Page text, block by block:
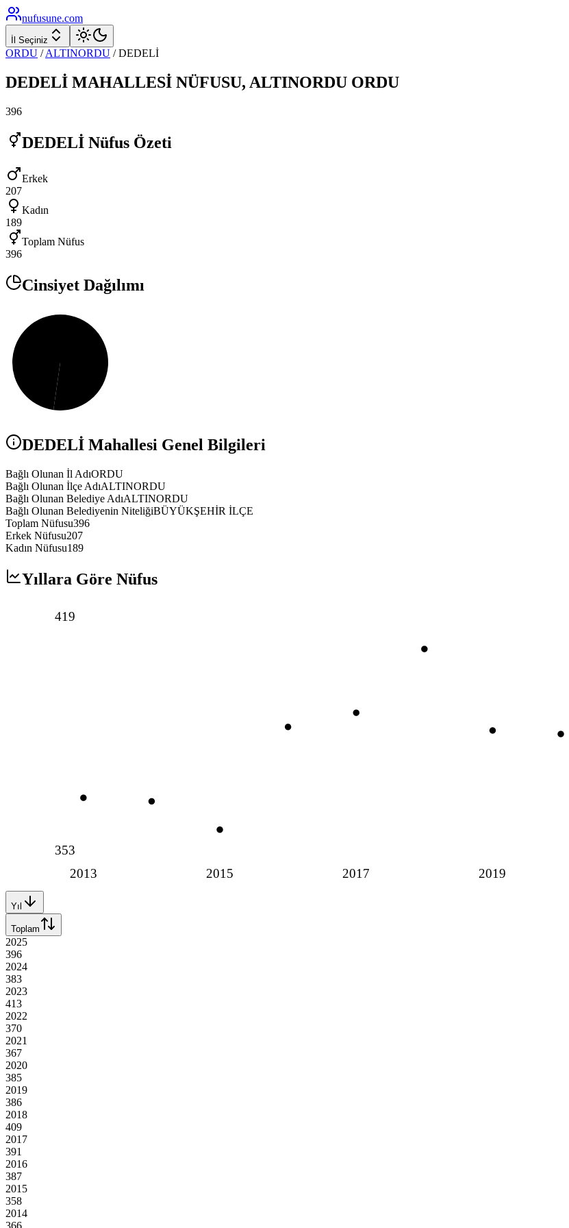
nufusune.com
İl Seçiniz
ORDU / ALTINORDU /DEDELİ
DEDELİ MAHALLESİ NÜFUSU, ALTINORDU ORDU
396
DEDELİ Nüfus Özeti
Erkek
207
Kadın
189
Toplam Nüfus
396
Cinsiyet Dağılımı
DEDELİ Mahallesi Genel Bilgileri
Bağlı Olunan İl AdıORDU
Bağlı Olunan İlçe AdıALTINORDU
Bağlı Olunan Belediye AdıALTINORDU
Bağlı Olunan Belediyenin NiteliğiBÜYÜKŞEHİR İLÇE
Toplam Nüfusu396
Erkek Nüfusu207
Kadın Nüfusu189
Yıllara Göre Nüfus
2013 2015 2017 2019
419
353
Yıl
Toplam
2025
396
2024
383
2023
413
2022
370
2021
367
2020
385
2019
386
2018
409
2017
391
2016
387
2015
358
2014